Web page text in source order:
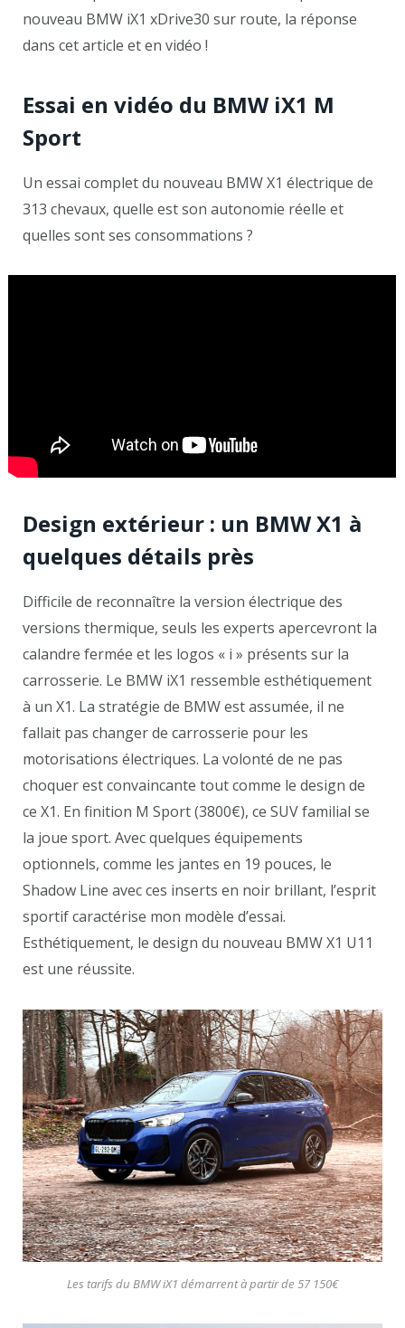
nouveau BMW iX1 xDrive30 sur route, la réponse
dans cet article et en vidéo !
Essai en vidéo du BMW iX1 M
Sport
Un essai complet du nouveau BMW X1 électrique de
313 chevaux, quelle est son autonomie réelle et
quelles sont ses consommations ?
Design extérieur : un BMW X1 à
quelques détails près
Difficile de reconnaître la version électrique des
versions thermique, seuls les experts apercevront la
calandre fermée et les logos « i » présents sur la
carrosserie. Le BMW iX1 ressemble esthétiquement
à un X1. La stratégie de BMW est assumée, il ne
fallait pas changer de carrosserie pour les
motorisations électriques. La volonté de ne pas
choquer est convaincante tout comme le design de
ce X1. En finition M Sport (3800€), ce SUV familial se
la joue sport. Avec quelques équipements
optionnels, comme les jantes en 19 pouces, le
Shadow Line avec ces inserts en noir brillant, l’esprit
sportif caractérise mon modèle d’essai.
Esthétiquement, le design du nouveau BMW X1 U11
est une réussite.
Les tarifs du BMW iX1 démarrent à partir de 57 150€